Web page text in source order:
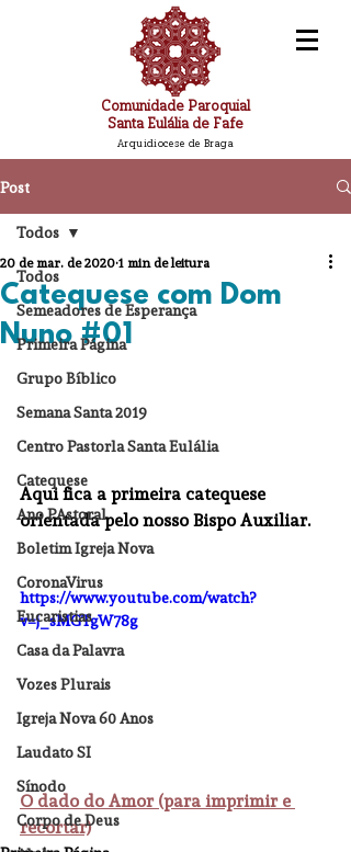
Comunidade Paroquial
Santa Eulália de Fafe
Arquidiocese de Braga
Post
Todos
Semeadores de Esperança
Primeira Página
Grupo Bíblico
Semana Santa 2019
Centro Pastorla Santa Eulália
Catequese
Ano PAstoral
Boletim Igreja Nova
CoronaVirus
Eucaristias
Casa da Palavra
Vozes Plurais
Igreja Nova 60 Anos
Laudato SI
Sínodo
Corpo de Deus
Todos
Catequese com Dom
Nuno #01
20 de mar. de 2020 1 min de leitura
Aqui fica a primeira catequese
orientada pelo nosso Bispo Auxiliar.
https://www.youtube.com/watch?
v=j_sMGTgW78g
O dado do Amor (para imprimir e
recortar)